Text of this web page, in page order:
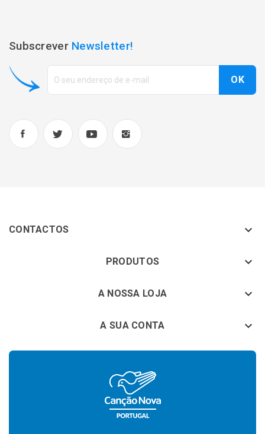
Subscrever Newsletter!
CONTACTOS 
PRODUTOS keyboard_arrow_down
A NOSSA LOJA keyboard_arrow_down
A SUA CONTA 